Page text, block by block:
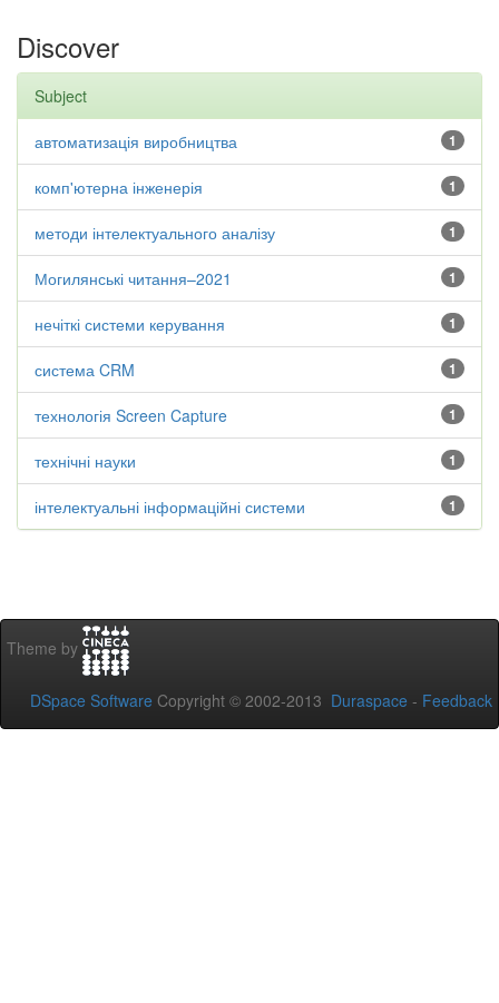
Discover
Subject
1
автоматизація виробництва
1
комп'ютерна інженерія
1
методи інтелектуального аналізу
1
Могилянські читання–2021
1
нечіткі системи керування
1
система CRM
1
технологія Screen Capture
1
технічні науки
1
інтелектуальні інформаційні системи
Theme by
DSpace Software Copyright © 2002-2013 Duraspace - Feedback